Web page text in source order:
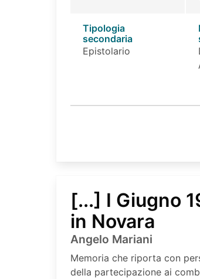
Tipologia
secondaria
Epistolario
[...] I Giugno
in Novara
Angelo Mariani
Memoria che riporta con
della partecipazione ai